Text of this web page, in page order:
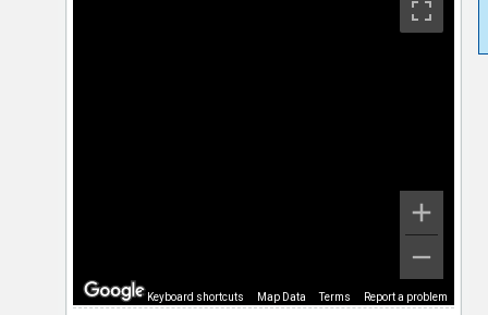
Keyboard shortcuts Map Data Terms Report a problem